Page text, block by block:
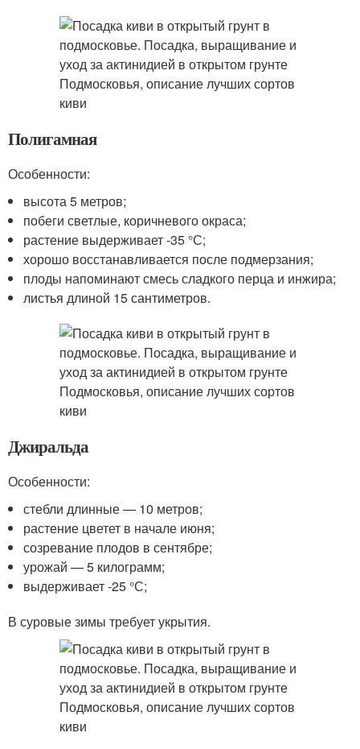
Полигамная
Особенности:
высота 5 метров;
побеги светлые, коричневого окраса;
растение выдерживает -35 °С;
хорошо восстанавливается после подмерзания;
плоды напоминают смесь сладкого перца и инжира;
листья длиной 15 сантиметров.
Джиральда
Особенности:
стебли длинные — 10 метров;
растение цветет в начале июня;
созревание плодов в сентябре;
урожай — 5 килограмм;
выдерживает -25 °С;
В суровые зимы требует укрытия.